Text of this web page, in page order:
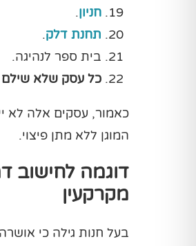
חניון.
תחנת דלק.
בית ספר לנהיגה.
כל עסק שלא
כאמור, עסקים אלה לא
המוגן ללא מתן פיצוי.
דוגמה לחישוב
מקרקעין
בעל חנות גילה כי